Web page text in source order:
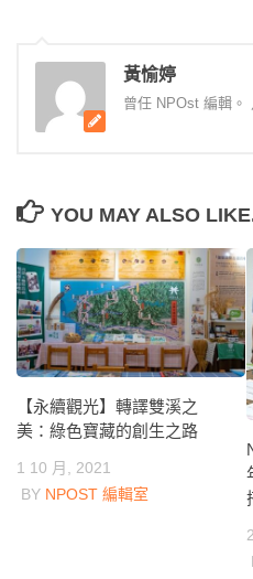
黃愉婷
曾任 NPOst 編輯。
YOU MAY ALSO
【永續觀光】轉譯雙溪之
美：綠色寶藏的創生之路
1 10 月, 2021
BY NPOST 編輯室